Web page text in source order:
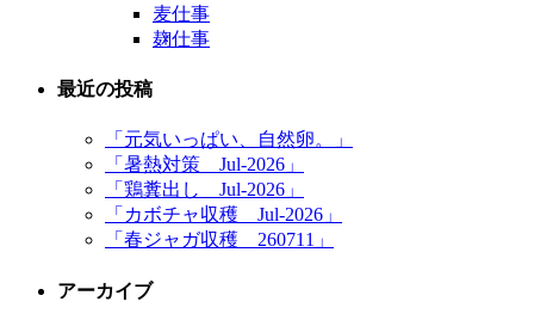
麦仕事
麹仕事
最近の投稿
「元気いっぱい、自然卵。」
「暑熱対策 Jul-2026」
「鶏糞出し Jul-2026」
「カボチャ収穫 Jul-2026」
「春ジャガ収穫 260711」
アーカイブ